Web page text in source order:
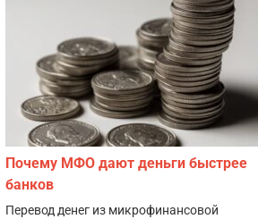
Почему МФО дают деньги быстрее
банков
Перевод денег из микрофинансовой